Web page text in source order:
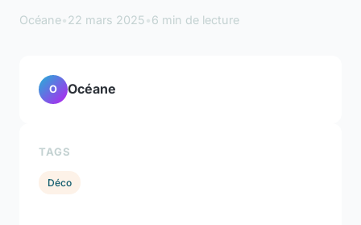
Océane•22 mars 2025•6 min de lecture
O Océane
TAGS
Déco